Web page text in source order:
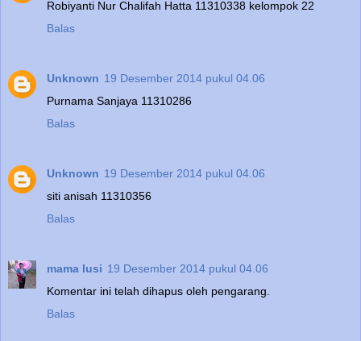
Robiyanti Nur Chalifah Hatta 11310338 kelompok 22
Balas
Unknown 19 Desember 2014 pukul 04.06
Purnama Sanjaya 11310286
Balas
Unknown 19 Desember 2014 pukul 04.06
siti anisah 11310356
Balas
mama lusi 19 Desember 2014 pukul 04.06
Komentar ini telah dihapus oleh pengarang.
Balas